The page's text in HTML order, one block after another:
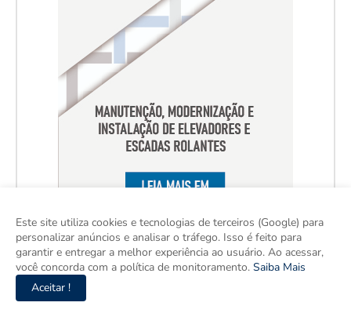
Este site utiliza cookies e tecnologias de terceiros (Google) para
personalizar anúncios e analisar o tráfego. Isso é feito para
garantir e entregar a melhor experiência ao usuário. Ao acessar,
você concorda com a política de monitoramento. Saiba Mais
Aceitar !